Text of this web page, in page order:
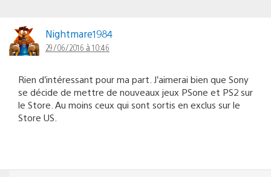
Nightmare1984
29/06/2016 à 10:46
Rien d’intéressant pour ma part. J’aimerai bien que Sony
se décide de mettre de nouveaux jeux PSone et PS2 sur
le Store. Au moins ceux qui sont sortis en exclus sur le
Store US.